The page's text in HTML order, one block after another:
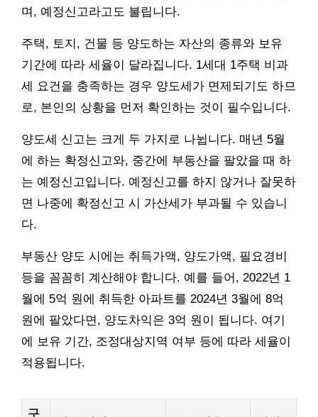
며, 예정신고라고도 불립니다.
주택, 토지, 건물 등 양도하는 자산의 종류와 보유
기간에 따라 세율이 달라집니다. 1세대 1주택 비과
세 요건을 충족하는 경우 양도세가 면제되기도 하므
로, 본인의 상황을 먼저 확인하는 것이 필수입니다.
양도세 신고는 크게 두 가지로 나뉩니다. 매년 5월
에 하는 확정신고와, 중간에 부동산을 팔았을 때 하
는 예정신고입니다. 예정신고를 하지 않거나 잘못하
면 나중에 확정신고 시 가산세가 부과될 수 있습니
다.
부동산 양도 시에는 취득가액, 양도가액, 필요경비
등을 꼼꼼히 계산해야 합니다. 예를 들어, 2022년 1
월에 5억 원에 취득한 아파트를 2024년 3월에 8억
원에 팔았다면, 양도차익은 3억 원이 됩니다. 여기
에 보유 기간, 조정대상지역 여부 등에 따라 세율이
적용됩니다.
구